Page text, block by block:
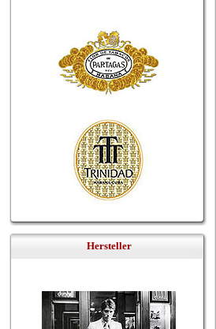
Hersteller